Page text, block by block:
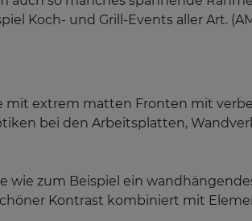
Koch- und Grill-Events aller Art.
mit extrem matten Fronten mit
bei den Arbeitsplatten,
wie zum Beispiel ein
Kontrast kombiniert mit